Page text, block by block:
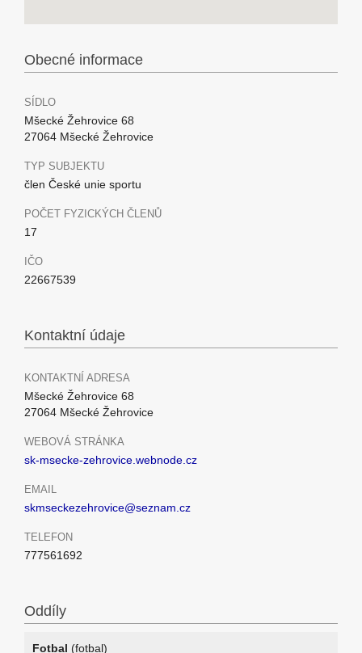
Obecné informace
SÍDLO
Mšecké Žehrovice 68
27064 Mšecké Žehrovice
TYP SUBJEKTU
člen České unie sportu
POČET FYZICKÝCH ČLENŮ
17
IČO
22667539
Kontaktní údaje
KONTAKTNÍ ADRESA
Mšecké Žehrovice 68
27064 Mšecké Žehrovice
WEBOVÁ STRÁNKA
sk-msecke-zehrovice.webnode.cz
EMAIL
skmseckezehrovice@seznam.cz
TELEFON
777561692
Oddíly
Fotbal (fotbal)